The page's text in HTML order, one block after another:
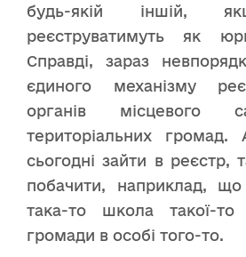
будь-якій іншій,
реєструватимуть як
Справді, зараз
єдиного механізму
органів місцевого
територіальних
сьогодні зайти в
побачити, наприклад, що
така-то школа такої-то
громади в особі того-то.